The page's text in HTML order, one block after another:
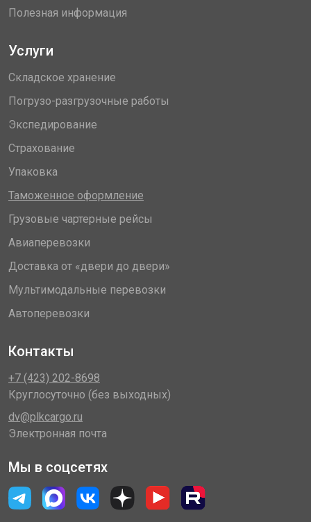
Полезная информация
Услуги
Складское хранение
Погрузо-разгрузочные работы
Экспедирование
Страхование
Упаковка
Таможенное оформление
Грузовые чартерные рейсы
Авиаперевозки
Доставка от «двери до двери»
Мультимодальные перевозки
Автоперевозки
Контакты
+7 (423) 202-8698
Круглосуточно (без выходных)
dv@plkcargo.ru
Электронная почта
Мы в соцсетях